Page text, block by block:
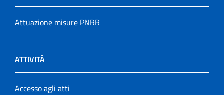
Attuazione misure PNRR
ATTIVITÀ
Accesso agli atti